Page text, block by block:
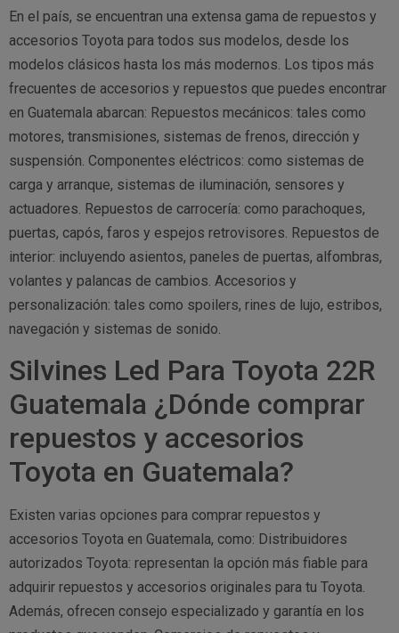
En el país, se encuentran una extensa gama de repuestos y
accesorios Toyota para todos sus modelos, desde los
modelos clásicos hasta los más modernos. Los tipos más
frecuentes de accesorios y repuestos que puedes encontrar
en Guatemala abarcan: Repuestos mecánicos: tales como
motores, transmisiones, sistemas de frenos, dirección y
suspensión. Componentes eléctricos: como sistemas de
carga y arranque, sistemas de iluminación, sensores y
actuadores. Repuestos de carrocería: como parachoques,
puertas, capós, faros y espejos retrovisores. Repuestos de
interior: incluyendo asientos, paneles de puertas, alfombras,
volantes y palancas de cambios. Accesorios y
personalización: tales como spoilers, rines de lujo, estribos,
navegación y sistemas de sonido.
Silvines Led Para Toyota 22R
Guatemala ¿Dónde comprar
repuestos y accesorios
Toyota en Guatemala?
Existen varias opciones para comprar repuestos y
accesorios Toyota en Guatemala, como: Distribuidores
autorizados Toyota: representan la opción más fiable para
adquirir repuestos y accesorios originales para tu Toyota.
Además, ofrecen consejo especializado y garantía en los